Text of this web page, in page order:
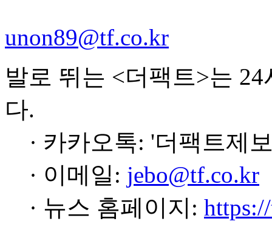
unon89@tf.co.kr
발로 뛰는 <더팩트>는
다.
· 카카오톡: '더팩트제
· 이메일: jebo@tf.co.kr
· 뉴스 홈페이지: